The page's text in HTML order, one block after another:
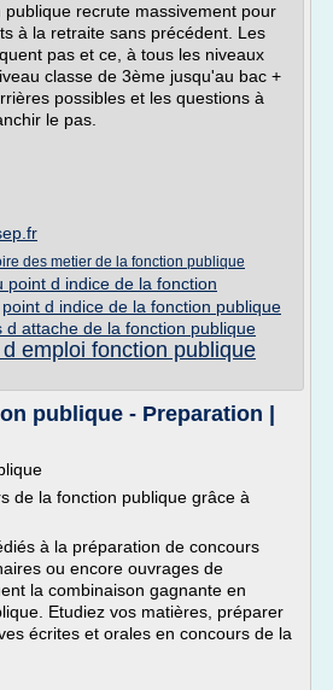
recrute massivement pour
à la retraite sans précédent. Les
pas et ce, à tous les niveaux
classe de 3ème jusqu'au bac +
possibles et les questions à
le pas.
des metier de la fonction publique
point d indice de la fonction
point d indice de la fonction publique
d attache de la fonction publique
emploi fonction publique
publique - Preparation |
de la fonction publique grâce à
à la préparation de concours
ou encore ouvrages de
la combinaison gagnante en
Etudiez vos matières, préparer
écrites et orales en concours de la